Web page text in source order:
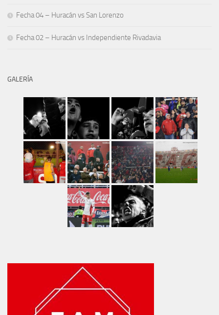
Fecha 04 – Huracán vs San Lorenzo
Fecha 02 – Huracán vs Independiente Rivadavia
GALERÍA